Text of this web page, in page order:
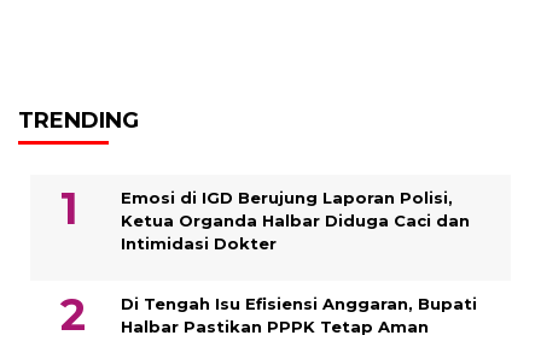
TRENDING
Emosi di IGD Berujung Laporan Polisi,
Ketua Organda Halbar Diduga Caci dan
Intimidasi Dokter
Di Tengah Isu Efisiensi Anggaran, Bupati
Halbar Pastikan PPPK Tetap Aman